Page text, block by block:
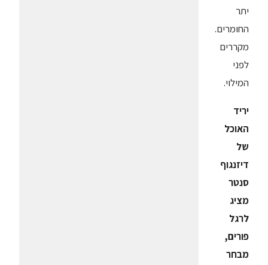
יתר
החומרים.
מקררים
לפני
המילוי.
יריד
האוכל
של
דיזנגוף
סנטר
מציג
לרגל
פורים,
מבחר